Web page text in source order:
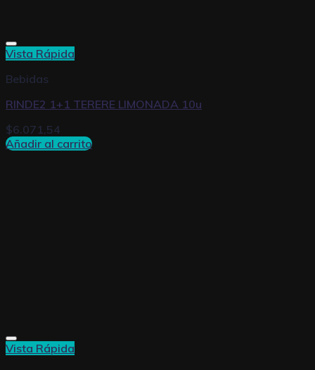
Vista Rápida
Bebidas
RINDE2 1+1 TERERE LIMONADA 10u
$6.071,54
Añadir al carrito
Vista Rápida